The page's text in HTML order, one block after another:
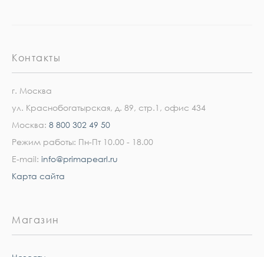
Контакты
г. Москва
ул. Краснобогатырская, д. 89, стр.1, офис 434
Москва: 8 800 302 49 50
Режим работы: Пн-Пт 10.00 - 18.00
E-mail: info@primapearl.ru
Карта сайта
Магазин